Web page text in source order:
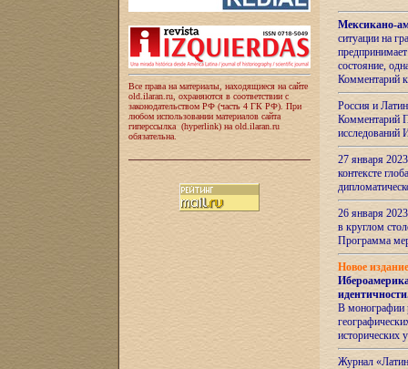
Все права на материалы, находящиеся на сайте
old.ilaran.ru, охраняются в соответствии с
законодательством РФ (часть 4 ГК РФ). При
любом использовании материалов сайта
гиперссылка (hyperlink) на old.ilaran.ru
обязательна.
Мексикано-
ситуации на
состояние,
Комментарий
Россия и
Комментарий
27 января
контексте
26 января
в круглом
Программа
Новое
идентичности
В монографии
исторических
Журнал